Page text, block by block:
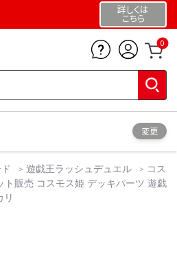
詳しくは
こちら
0
変更
遊戯王ラッシュデュエル
コス
販売 コスモス姫 デッキパーツ 遊戯
リ